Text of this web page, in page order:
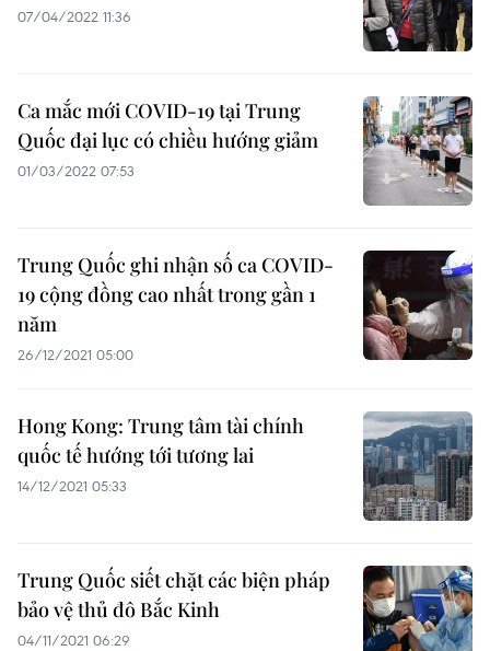
07/04/2022 11:36
Ca mắc mới COVID-19 tại Trung
Quốc đại lục có chiều hướng giảm
01/03/2022 07:53
Trung Quốc ghi nhận số ca COVID-
19 cộng đồng cao nhất trong gần 1
năm
26/12/2021 05:00
Hong Kong: Trung tâm tài chính
quốc tế hướng tới tương lai
14/12/2021 05:33
Trung Quốc siết chặt các biện pháp
bảo vệ thủ đô Bắc Kinh
04/11/2021 06:29